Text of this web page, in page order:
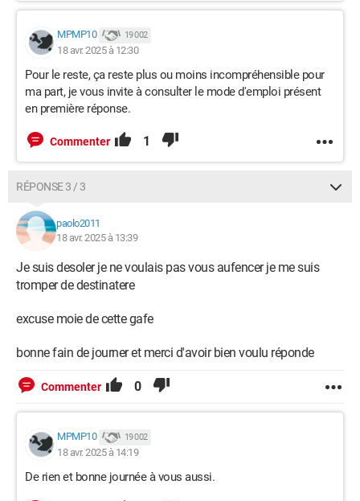
MPMP10 19 002
18 avr. 2025 à 12:30
Pour le reste, ça reste plus ou moins incompréhensible pour
ma part, je vous invite à consulter le mode d'emploi présent
en première réponse.
Commenter 1
RÉPONSE 3 / 3
paolo2011
18 avr. 2025 à 13:39
Je suis desoler je ne voulais pas vous aufencer je me suis
tromper de destinatere
excuse moie de cette gafe
bonne fain de journer et merci d'avoir bien voulu réponde
Commenter 0
MPMP10 19 002
18 avr. 2025 à 14:19
De rien et bonne journée à vous aussi.